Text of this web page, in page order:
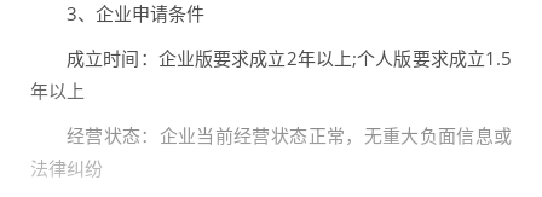
3、企业申请条件
成立时间：企业版要求成立2年以上;个人版要求成立1.5
年以上
经营状态：企业当前经营状态正常，无重大负面信息或
法律纠纷